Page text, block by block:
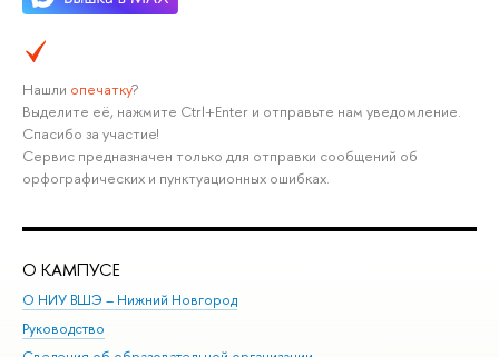
Нашли опечатку?
Выделите её, нажмите Ctrl+Enter и отправьте нам уведомление.
Спасибо за участие!
Сервис предназначен только для отправки сообщений об
орфографических и пунктуационных ошибках.
О КАМПУСЕ
О НИУ ВШЭ – Нижний Новгород
Руководство